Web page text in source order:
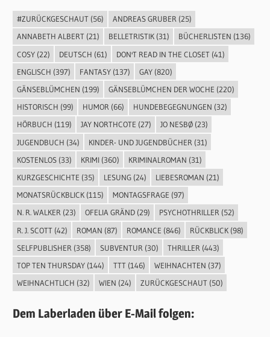
#ZURÜCKGESCHAUT(56) ANDREAS GRUBER(25)
ANNABETH ALBERT(21) BELLETRISTIK(31) BÜCHERLISTEN (136)
COSY(22) DEUTSCH (61) DON'T READ IN THE CLOSET(41)
ENGLISCH (397) FANTASY(137) GAY(820)
GÄNSEBLÜMCHEN (199) GÄNSEBLÜMCHEN DER WOCHE (220)
HISTORISCH (99) HUMOR (66) HUNDEBEGEGNUNGEN (32)
HÖRBUCH (119) JAY NORTHCOTE (27) JO NESBØ(23)
JUGENDBUCH (34) KINDER- UND JUGENDBÜCHER (31)
KOSTENLOS(33) KRIMI(360) KRIMINALROMAN (31)
KURZGESCHICHTE (35) LESUNG(24) LIEBESROMAN (21)
MONATSRÜCKBLICK(115) MONTAGSFRAGE (97)
N. R. WALKER(23) OFELIA GRÄND(29) PSYCHOTHRILLER(52)
R. J. SCOTT(42) ROMAN (87) ROMANCE (846) RÜCKBLICK(98)
SELFPUBLISHER (358) SUBVENTUR (30) THRILLER (443)
TOP TEN THURSDAY(144) TTT(146) WEIHNACHTEN (37)
WEIHNACHTLICH (32) WIEN (24) ZURÜCKGESCHAUT(50)
Dem Laberladen über E-Mail folgen: